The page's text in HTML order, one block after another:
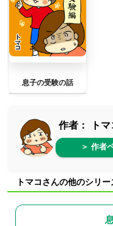
息子の受験の話
作者： トマ
＞ 作者
トマコさんの他のシリ